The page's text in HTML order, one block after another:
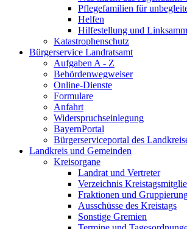
Pflegefamilien für
Helfen
Hilfestellung und
Katastrophenschutz
Bürgerservice Landratsamt
Aufgaben A - Z
Behördenwegweiser
Online-Dienste
Formulare
Anfahrt
Widerspruchseinlegung
BayernPortal
Bürgerserviceportal des
Landkreis und Gemeinden
Kreisorgane
Landrat und Vertreter
Verzeichnis
Fraktionen und
Ausschüsse des Kreistags
Sonstige Gremien